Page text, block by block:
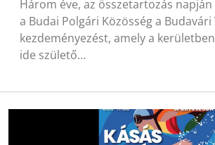
Három éve, az összetartozás
a Budai Polgári Közösség a
kezdeményezést, amely a
ide születő…